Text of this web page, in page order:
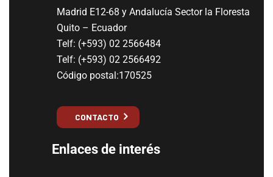
Madrid E12-68 y Andalucía Sector la Floresta
Quito – Ecuador
Telf: (+593) 02 2566484
Telf: (+593) 02 2566492
Código postal:170525
CONTACTO
Enlaces de interés